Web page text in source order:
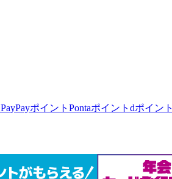
PayPayポイント Pontaポイント dポイント